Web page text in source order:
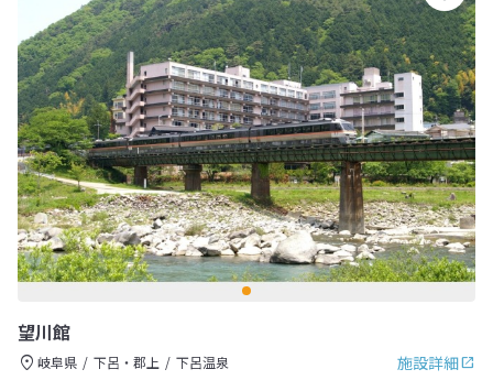
望川館
施設詳細
岐阜県 下呂・郡上
下呂温泉